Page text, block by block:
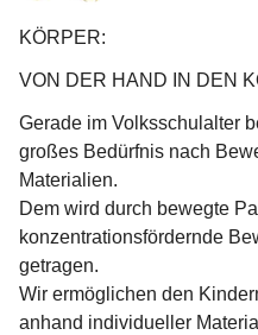
KÖRPER:
VON DER HAND IN DEN
Gerade im Volksschulalter
großes Bedürfnis nach
Materialien.
Dem wird durch bewegte
konzentrationsfördernde
getragen.
Wir ermöglichen den
anhand individueller